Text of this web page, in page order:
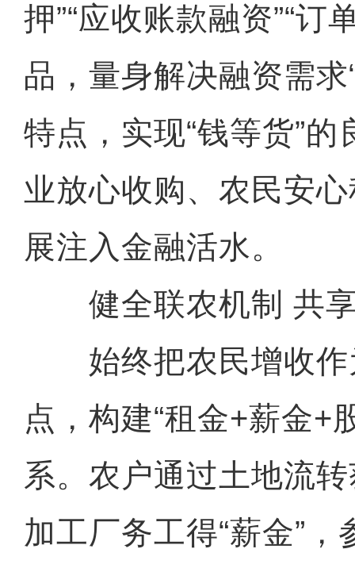
押”“应收账款融资”“订
品，量身解决融资需求
特点，实现“钱等货”
业放心收购、农民安
展注入金融活水。
健全联农机制 共享
始终把农民增收作
点，构建“租金+薪金+
系。农户通过土地流转
加工厂务工得“薪金”